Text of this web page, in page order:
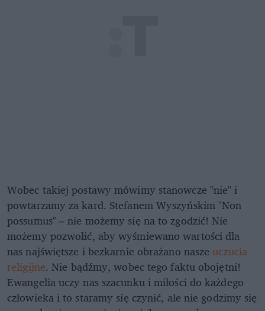
Wobec takiej postawy mówimy stanowcze "nie" i
powtarzamy za kard. Stefanem Wyszyńskim "Non
possumus" – nie możemy się na to zgodzić! Nie
możemy pozwolić, aby wyśmiewano wartości dla
nas najświętsze i bezkarnie obrażano naszeuczucia
religijne. Nie bądźmy, wobec tego faktu obojętni!
Ewangelia uczy nas szacunku i miłości do każdego
człowieka i to staramy się czynić, ale nie godzimy się